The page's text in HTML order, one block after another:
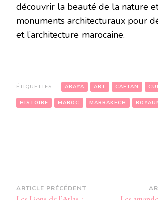
découvrir la beauté de la nature
monuments architecturaux pour
et l’architecture marocaine.
ÉTIQUETTES : ABAYA ART CAFTAN
HISTOIRE MAROC MARRAKECH
Navigation
ARTICLE PRÉCÉDENT